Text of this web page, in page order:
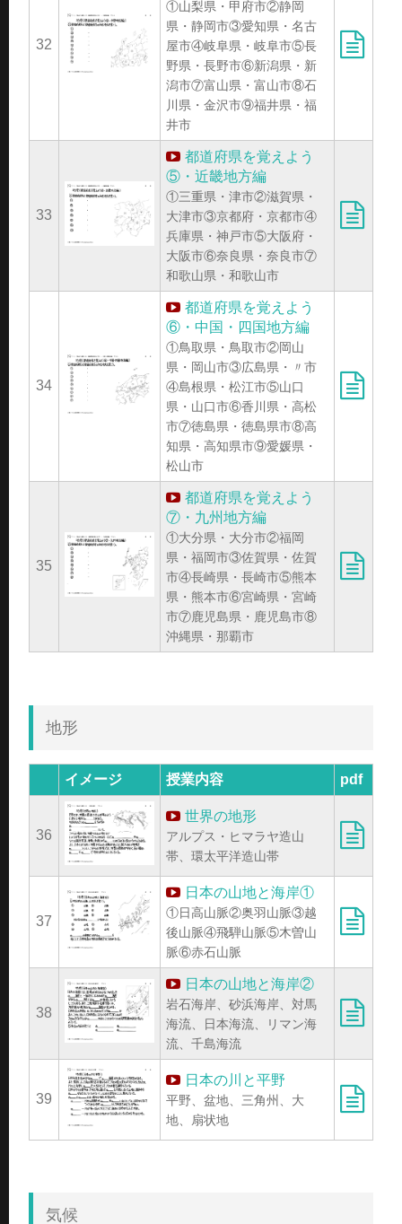
32
①山梨県・甲府市②静岡
県・静岡市③愛知県・名古
屋市④岐阜県・岐阜市⑤長
野県・長野市⑥新潟県・新
潟市⑦富山県・富山市⑧石
川県・金沢市⑨福井県・福
井市
33
都道府県を覚えよう
⑤・近畿地方編
①三重県・津市②滋賀県・
大津市③京都府・京都市④
兵庫県・神戸市⑤大阪府・
大阪市⑥奈良県・奈良市⑦
和歌山県・和歌山市
34
都道府県を覚えよう
⑥・中国・四国地方編
①鳥取県・鳥取市②岡山
県・岡山市③広島県・〃市
④島根県・松江市⑤山口
県・山口市⑥香川県・高松
市⑦徳島県・徳島県市⑧高
知県・高知県市⑨愛媛県・
松山市
35
都道府県を覚えよう
⑦・九州地方編
①大分県・大分市②福岡
県・福岡市③佐賀県・佐賀
市④長崎県・長崎市⑤熊本
県・熊本市⑥宮崎県・宮崎
市⑦鹿児島県・鹿児島市⑧
沖縄県・那覇市
地形
イメージ 授業内容 pdf
36
世界の地形
アルプス・ヒマラヤ造山
帯、環太平洋造山帯
37
日本の山地と海岸①
①日高山脈②奥羽山脈③越
後山脈④飛騨山脈⑤木曽山
脈⑥赤石山脈
38
日本の山地と海岸②
岩石海岸、砂浜海岸、対馬
海流、日本海流、リマン海
流、千島海流
39
日本の川と平野
平野、盆地、三角州、大
地、扇状地
気候